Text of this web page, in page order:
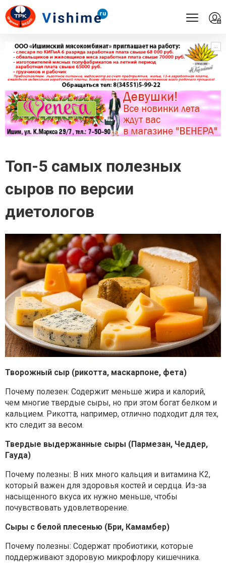
...
...
Топ-5 самых полезных
сыров по версии
диетологов
Творожный сыр (рикотта, маскарпоне, фета)
Почему полезен: Содержит меньше жира и калорий,
чем многие твердые сыры, но при этом богат белком и
кальцием. Рикотта, например, отлично подходит для тех,
кто следит за весом.
Твердые выдержанные сыры (Пармезан, Чеддер,
Гауда)
Почему полезны: В них много кальция и витамина К2,
который важен для здоровья костей и сердца. Из-за
насыщенного вкуса их нужно меньше, чтобы
почувствовать удовлетворение.
Сыры с белой плесенью (Бри, Камамбер)
Почему полезны: Содержат пробиотики, которые
поддерживают здоровую микрофлору кишечника.